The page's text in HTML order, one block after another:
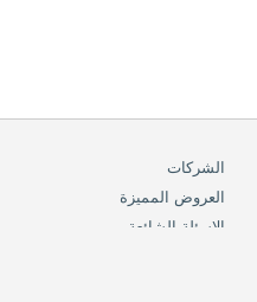
الشركات
العروض المميزة
الاسئلة الشائعة